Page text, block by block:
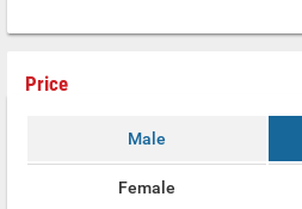
Price
Male
Female